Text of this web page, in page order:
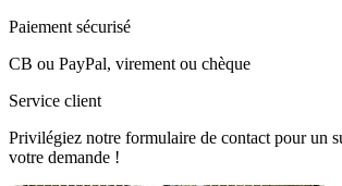
Paiement sécurisé
CB ou PayPal, virement ou chèque
Service client
Privilégiez notre formulaire de contact pour un
votre demande !